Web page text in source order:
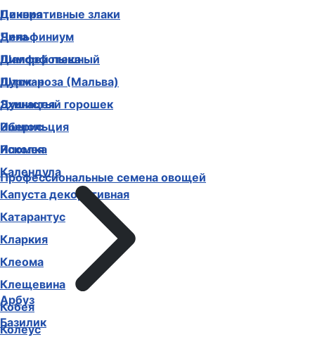
Декоративные злаки
Дельфиниум
Диморфотека
Дурман
Душистый горошек
Иберис
Ипомея
Календула
Капуста декоративная
Катарантус
Кларкия
Клеома
Клещевина
Кобея
Колеус
Цинния
Чина
Шалфей пышный
Шток-роза (Мальва)
Эхинацея
Эшшольция
Ясколка
Профессиональные семена овощей
Арбуз
Базилик